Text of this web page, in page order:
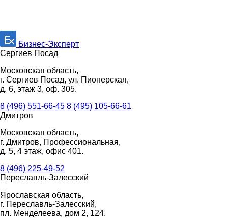
Бизнес-Эксперт
Сергиев Посад
Московская область,
г. Сергиев Посад, ул. Пионерская,
д. 6, этаж 3, оф. 305.
8 (496) 551-66-45 8 (495) 105-66-61
Дмитров
Московская область,
г. Дмитров, Профессиональная,
д. 5, 4 этаж, офис 401.
8 (496) 225-49-52
Переславль-Залесский
Ярославская область,
г. Переславль-Залесский,
пл. Менделеева, дом 2, 124.